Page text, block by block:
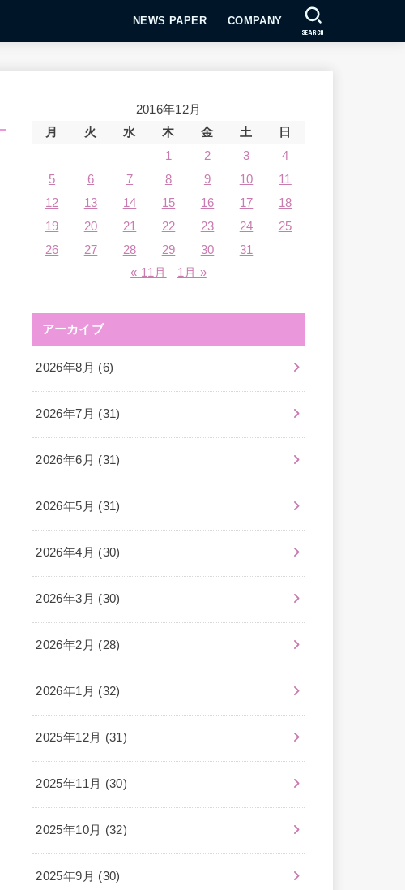
NEWS PAPER COMPANY
SEARCH
2016年12月
月
火 水 木 金 土
日
1
2 3
4
5
6 7 8 9 10
11
12
13 14 15 16 17
18
19
20 21 22 23 24
25
26
27 28 29 30
31
« 11月
1月 »
アーカイブ
2026年8月 (6)
2026年7月 (31)
2026年6月 (31)
2026年5月 (31)
2026年4月 (30)
2026年3月 (30)
2026年2月 (28)
2026年1月 (32)
2025年12月 (31)
2025年11月 (30)
2025年10月 (32)
2025年9月 (30)